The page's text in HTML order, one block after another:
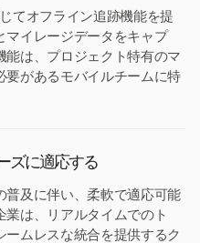
てオフライン追跡機能を提
マイレージデータをキャプ
は、プロジェクト特有のマ
要があるモバイルチームに特
ズに適応する
普及に伴い、柔軟で適応可能
は、リアルタイムでのト
ムレスな統合を提供するク